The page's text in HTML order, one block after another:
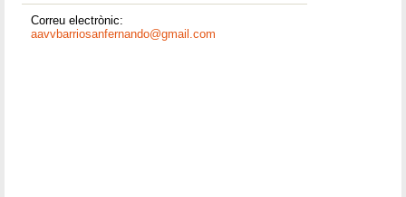
Correu electrònic:
aavvbarriosanfernando@gmail.com